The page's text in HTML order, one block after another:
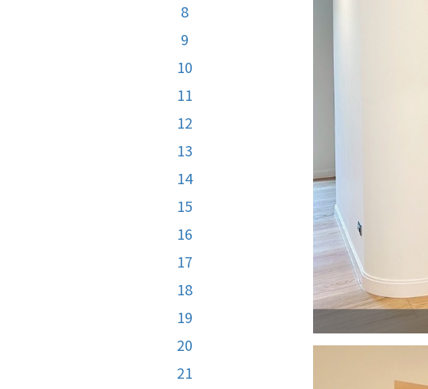
8
9
10
11
12
13
14
15
16
17
18
19
20
21